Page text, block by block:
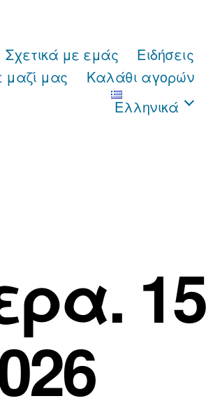
Σχετικά με εμάς
Ειδήσεις
μαζί μας
Καλάθι αγορών
Ελληνικά
15